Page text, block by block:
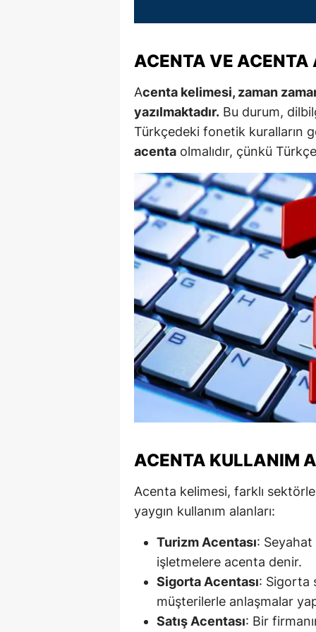
ACENTA VE
Acenta kelimesi, zaman
yazılmaktadır. Bu durum,
Türkçedeki fonetik kuralların
acenta olmalıdır, çünkü
ACENTA KULLANIM
Acenta kelimesi, farklı
yaygın kullanım alanları:
Turizm Acentası:
işletmelere acenta denir.
Sigorta Acentası: Sigorta
müşterilerle anlaşmalar
Satış Acentası: Bir